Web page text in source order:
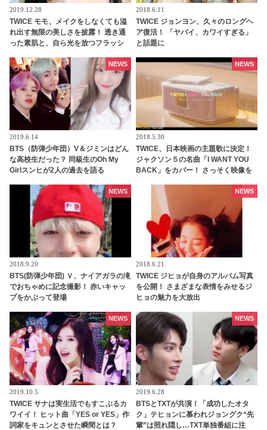
2019.12.28
TWICE モモ、メイクをしなくても溢
れ出す無限の美しさを披露！ 透き通
った素肌と、自ら光を放つフラッシ
ンド
2018.6.11
TWICE ジョンヨン、久々のロングヘ
ア復活！ 「ヤバイ、カワイすぎる」
と話題に
2019.6.14
BTS（防弾少年団）V＆ジミンはどん
な高校生だった？ 同級生のOh My
Girlスンヒが2人の過去を語る
NEWS
2018.5.30
TWICE、日本映画の主題歌に決定！
ジャクソン５の名曲「I WANT YOU
BACK」をカバー！ さっそく映像を
NEWS
2018.9.20
BTS(防弾少年団) Ｖ、ナイアガラの滝
でおちゃめに記念撮影！ 赤いキャッ
プをかぶって登場
NEWS
2018.6.21
TWICE ジヒョが自身のアルバム写真
を公開！ さまざまな表情をみせるジ
ヒョの魅力を大放出
NEWS
2019.10.5
TWICE サナは実生活でもすこぶるカ
ワイイ！ ヒット曲「YES or YES」作
詞家をキュンとさせた瞬間とは？
NEWS
2019.6.28
BTSとTXTが共演！「成功したオタ
ク」テヒョンに慕われジョングク“先
輩”は照れ隠し…TXT単独番組に注
NEWS